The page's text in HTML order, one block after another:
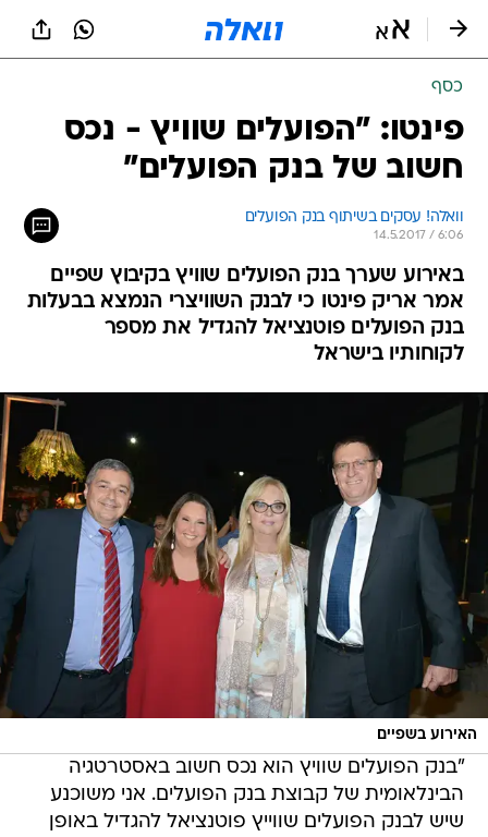
כסף
פינטו: "הפועלים שוויץ - נכס
חשוב של בנק הפועלים"
וואלה! עסקים בשיתוף בנק הפועלים
14.5.2017 / 6:06
באירוע שערך בנק הפועלים שוויץ בקיבוץ שפיים
אמר אריק פינטו כי לבנק השוויצרי הנמצא בבעלות
בנק הפועלים פוטנציאל להגדיל את מספר
לקוחותיו בישראל
האירוע בשפיים
"בנק הפועלים שוויץ הוא נכס חשוב באסטרטגיה
הבינלאומית של קבוצת בנק הפועלים. אני משוכנע
שיש לבנק הפועלים שווייץ פוטנציאל להגדיל באופן